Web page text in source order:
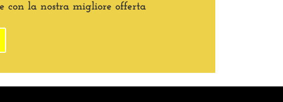
con la nostra migliore offerta